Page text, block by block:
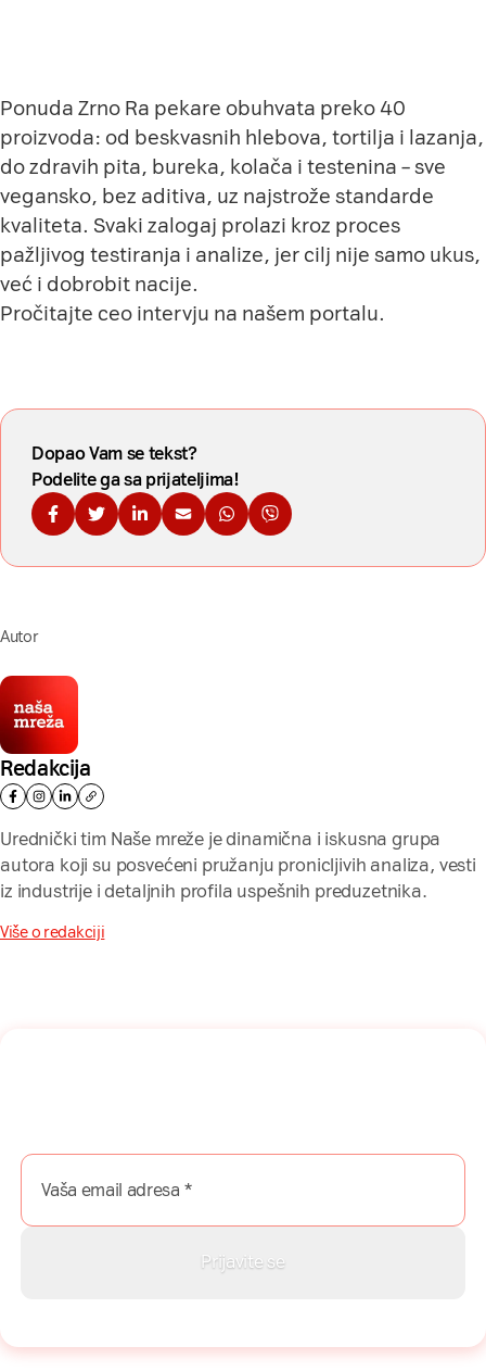
Ponuda Zrno Ra pekare obuhvata preko 40
proizvoda: od beskvasnih hlebova, tortilja i lazanja,
do zdravih pita, bureka, kolača i testenina – sve
vegansko, bez aditiva, uz najstrože standarde
kvaliteta. Svaki zalogaj prolazi kroz proces
pažljivog testiranja i analize, jer cilj nije samo ukus,
već i dobrobit nacije.
Pročitajte ceo intervju na našem portalu.
Dopao Vam se tekst?
Podelite ga sa prijateljima!
Podelite na Fejsbuku
Podelite na Tviteru
Podelite na Linkdinu
Podelite na imejl
Podelite na WhatsApp
Podelite na Viberu
Autor
Redakcija
Urednički tim Naše mreže je dinamična i iskusna grupa
autora koji su posvećeni pružanju pronicljivih analiza, vesti
iz industrije i detaljnih profila uspešnih preduzetnika.
Više o redakciji